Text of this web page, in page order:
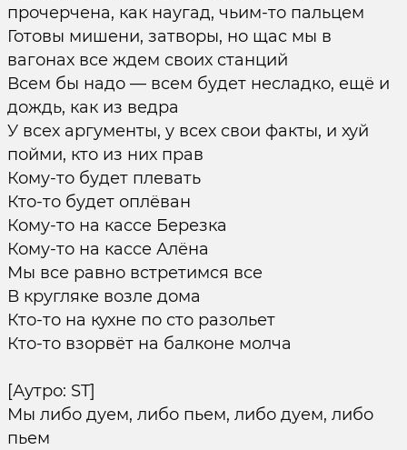
прочерчена, как наугад, чьим-то пальцем
Готовы мишени, затворы, но щас мы в
вагонах все ждем своих станций
Всем бы надо — всем будет несладко, ещё и
дождь, как из ведра
У всех аргументы, у всех свои факты, и хуй
пойми, кто из них прав
Кому-то будет плевать
Кто-то будет оплёван
Кому-то на кассе Березка
Кому-то на кассе Алёна
Мы все равно встретимся все
В кругляке возле дома
Кто-то на кухне по сто разольет
Кто-то взорвёт на балконе молча
[Аутро: ST]
Мы либо дуем, либо пьем, либо дуем, либо
пьем